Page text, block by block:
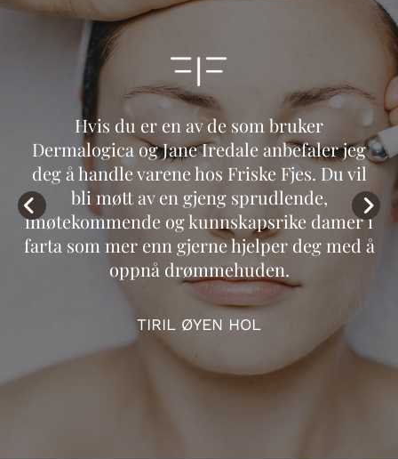
Hvis du er en av de som bruker
Dermalogica og Jane Iredale anbefaler jeg
deg å handle varene hos Friske Fjes. Du vil
bli møtt av en gjeng sprudlende,
imøtekommende og kunnskapsrike damer i
farta som mer enn gjerne hjelper deg med å
oppnå drømmehuden.
TIRIL ØYEN HOL